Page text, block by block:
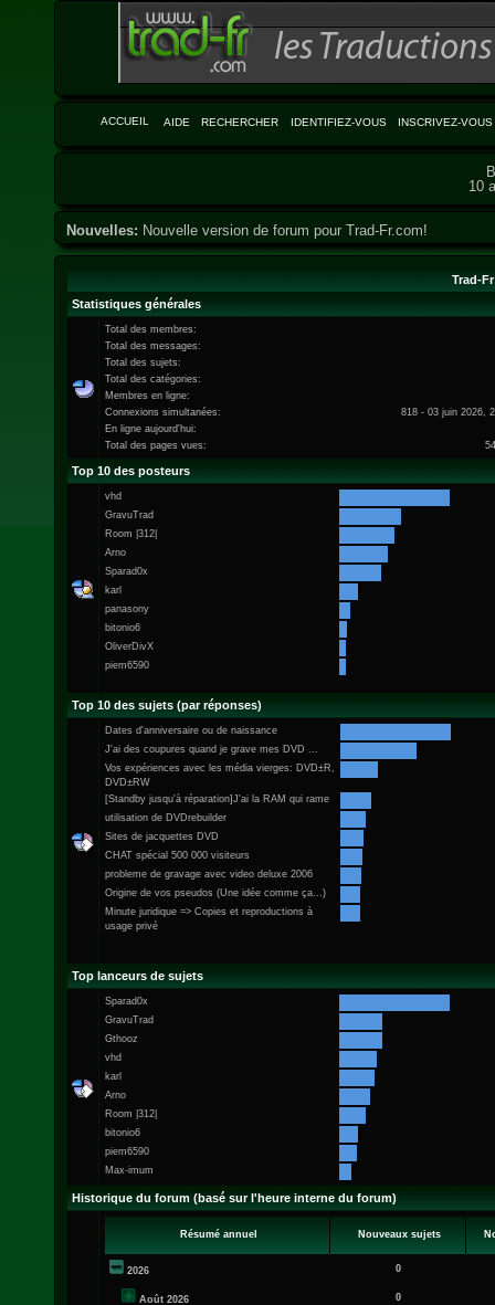
ACCUEIL AIDE RECHERCHER IDENTIFIEZ-VOUS INSCRIVEZ-VOUS
10
Nouvelles: Nouvelle version de forum pour Trad-Fr.com!
Trad-
Statistiques générales
Total des membres:
Total des messages:
Total des sujets:
Total des catégories:
Membres en ligne:
Connexions simultanées:
818 - 03 juin 2026,
En ligne aujourd'hui:
Total des pages vues:
Top 10 des posteurs
vhd
GravuTrad
Room |312|
Arno
Sparad0x
karl
panasony
bitonio6
OliverDivX
piem6590
Top 10 des sujets (par réponses)
Dates d'anniversaire ou de naissance
J'ai des coupures quand je grave mes DVD ...
Vos expériences avec les média vierges: DVD±R,
DVD±RW
[Standby jusqu'à réparation]J'ai la RAM qui rame
utilisation de DVDrebuilder
Sites de jacquettes DVD
CHAT spécial 500 000 visiteurs
probleme de gravage avec video deluxe 2006
Origine de vos pseudos (Une idée comme ça...)
Minute juridique => Copies et reproductions à
usage privé
Top lanceurs de sujets
Sparad0x
GravuTrad
Gthooz
vhd
karl
Arno
Room |312|
bitonio6
piem6590
Max-imum
Historique du forum (basé sur l'heure interne du forum)
Résumé annuel Nouveaux sujets
2026 0
Août 2026 0